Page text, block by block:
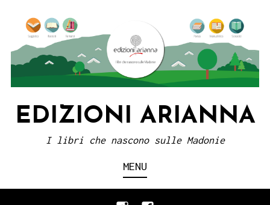
content
EDIZIONI ARIANNA
I libri che nascono sulle Madonie
MENU